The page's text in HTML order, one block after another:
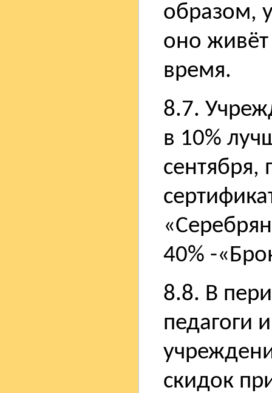
образом,
оно живёт
время.
8.7.
в 10%
сентября,
40% -
8.8. В
педагоги
скидок